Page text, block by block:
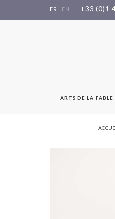
FR EN +33 (0)1
ARTS DE LA TABLE